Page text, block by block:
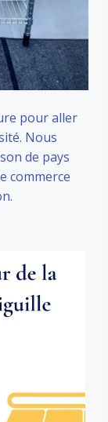
pour aller
Nous
de pays
commerce